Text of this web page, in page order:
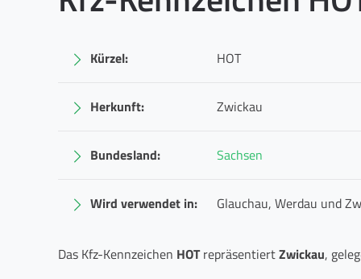
Kürzel: HOT
Herkunft: Zwickau
Bundesland: Sachsen
Wird verwendet in: Glauchau, Werdau und
Das Kfz-Kennzeichen HOTrepräsentiertZwickau,